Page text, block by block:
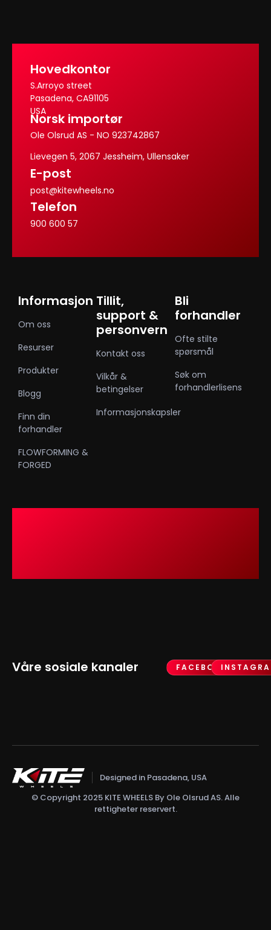
Hovedkontor
S.Arroyo street
Pasadena, CA91105
USA
Norsk importør
Ole Olsrud AS - NO 923742867
Lievegen 5, 2067 Jessheim, Ullensaker
E-post
post@kitewheels.no
Telefon
900 600 57
Informasjon
Om oss
Resurser
Produkter
Blogg
Finn din
forhandler
FLOWFORMING &
FORGED
Tillit,
support &
personvern
Kontakt oss
Vilkår &
betingelser
Informasjonskapsler
Bli
forhandler
Ofte stilte
spørsmål
Søk om
forhandlerlisens
Våre sosiale kanaler FACEBOOK
Designed in Pasadena, USA
© Copyright 2025 KITE WHEELS By Ole Olsrud AS. Alle
rettigheter reservert.